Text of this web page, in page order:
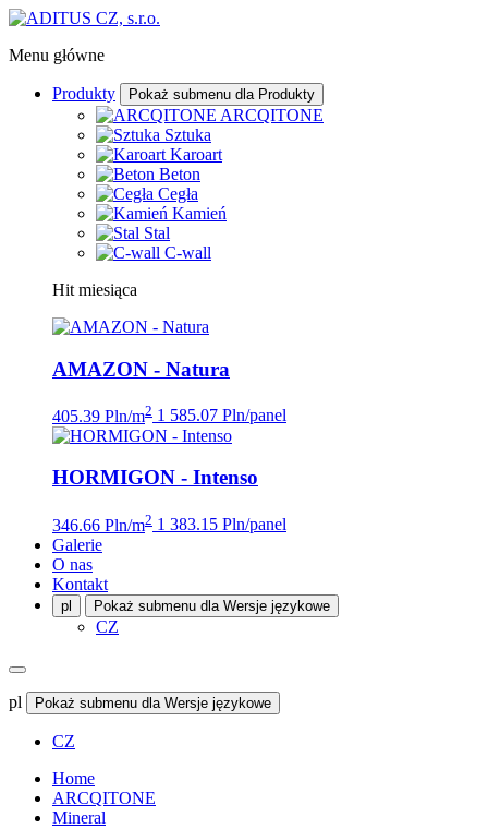
Menu główne
Produkty Pokaż submenu dla Produkty
ARCQITONE
Sztuka
Karoart
Beton
Cegła
Kamień
Stal
C-wall
Hit miesiąca
AMAZON - Natura
405.39 Pln/m2 1 585.07 Pln/panel
HORMIGON - Intenso
346.66 Pln/m2 1 383.15 Pln/panel
Galerie
O nas
Kontakt
pl Pokaż submenu dla Wersje językowe
CZ
pl Pokaż submenu dla Wersje językowe
CZ
Home
ARCQITONE
Mineral